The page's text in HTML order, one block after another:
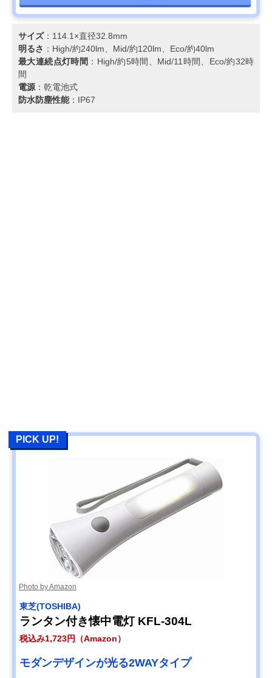
サイズ：114.1×直径32.8mm
明るさ ：High/約240lm、Mid/約120lm、Eco/約40lm
最大連続点灯時間 ：High/約5時間、Mid/11時間、Eco/約32時
間
電源 ：乾電池式
防水防塵性能：IP67
PICK UP!
Photo by Amazon
‎東芝(TOSHIBA)
ランタン付き懐中電灯 KFL-304L
税込み1,723円（Amazon）
モダンデザインが光る2WAYタイプ